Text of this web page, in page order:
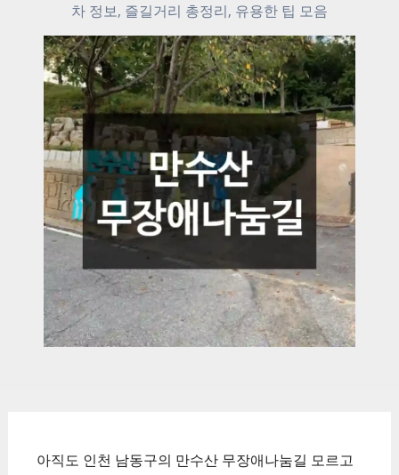
차 정보, 즐길거리 총정리, 유용한 팁 모음
아직도 인천 남동구의 만수산 무장애나눔길 모르고